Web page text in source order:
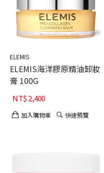
ELEMIS
ELEMIS海洋膠原精油卸妝
膏 100G
NT$2,400
加入購物車 快速預覽